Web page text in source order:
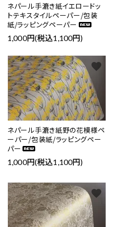
ネパール手漉き紙イエロードッ
トテキスタイルペーパー/包装
紙/ラッピングペーパー
1,000円(税込1,100円)
ネパール手漉き紙野の花模様ペ
ーパー/包装紙/ラッピングペー
パー
1,000円(税込1,100円)
favorite
favorite